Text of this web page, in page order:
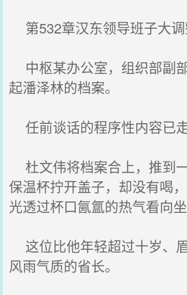
第532章汉东领导班子大
中枢某办公室，组织部副
起潘泽林的档案。
任前谈话的程序性内容已走
杜文伟将档案合上，推到
保温杯拧开盖子，却没有喝
光透过杯口氤氲的热气看向
这位比他年轻超过十岁、
风雨气质的省长。